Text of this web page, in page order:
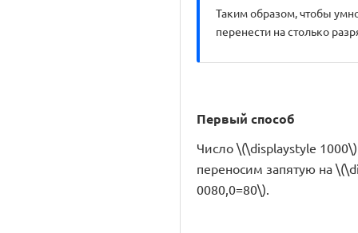
Таким образом, чтобы
перенести на столько
Первый способ
Число \(\displaystyle
переносим запятую на
0080,0=80\).